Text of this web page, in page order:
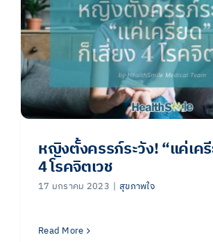
หญิงตั้งครรภ์ระวัง! “แค่เค
4 โรคจิตเวช
17 มกราคม 2023 | สุขภาพใจ
Read More